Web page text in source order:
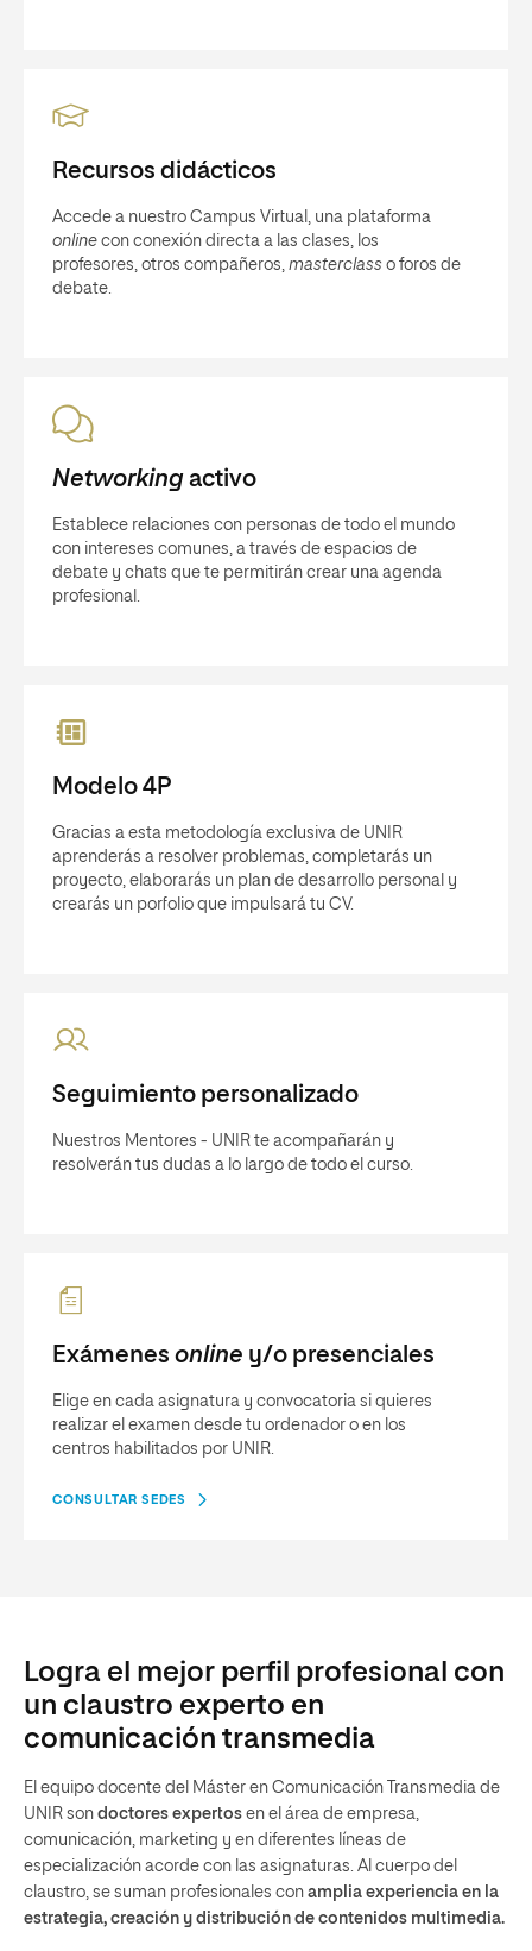
Recursos didácticos
Accede a nuestro Campus Virtual, una plataforma
online con conexión directa a las clases, los
profesores, otros compañeros, masterclass o foros de
debate.
Networkingactivo
Establece relaciones con personas de todo el mundo
con intereses comunes, a través de espacios de
debate y chats que te permitirán crear una agenda
profesional.
Modelo 4P
Gracias a esta metodología exclusiva de UNIR
aprenderás a resolver problemas, completarás un
proyecto, elaborarás un plan de desarrollo personal y
crearás un porfolio que impulsará tu CV.
Seguimiento personalizado
Nuestros Mentores - UNIR te acompañarán y
resolverán tus dudas a lo largo de todo el curso.
Exámenes online y/o presenciales
Elige en cada asignatura y convocatoria si quieres
realizar el examen desde tu ordenador o en los
centros habilitados por UNIR.
CONSULTAR SEDES
Logra el mejor perfil profesional con
un claustro experto en
comunicación transmedia
El equipo docente del Máster en Comunicación Transmedia de
UNIR son doctores expertos en el área de empresa,
comunicación, marketing y en diferentes líneas de
especialización acorde con las asignaturas. Al cuerpo del
claustro, se suman profesionales con amplia experiencia en la
estrategia, creación y distribución de contenidos multimedia.